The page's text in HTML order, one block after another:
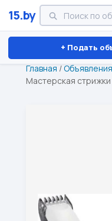
15.by
+ Подать
Минск Витебск
Главная /Объявления
Мастерская стрижки